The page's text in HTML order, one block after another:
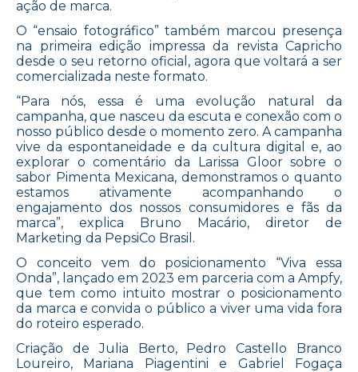
ação de marca.
O “ensaio fotográfico” também marcou presença
na primeira edição impressa da revista Capricho
desde o seu retorno oficial, agora que voltará a ser
comercializada neste formato.
“Para nós, essa é uma evolução natural da
campanha, que nasceu da escuta e conexão com o
nosso público desde o momento zero. A campanha
vive da espontaneidade e da cultura digital e, ao
explorar o comentário da Larissa Gloor sobre o
sabor Pimenta Mexicana, demonstramos o quanto
estamos ativamente acompanhando o
engajamento dos nossos consumidores e fãs da
marca”, explica Bruno Macário, diretor de
Marketing da PepsiCo Brasil.
O conceito vem do posicionamento “Viva essa
Onda”, lançado em 2023 em parceria com a Ampfy,
que tem como intuito mostrar o posicionamento
da marca e convida o público a viver uma vida fora
do roteiro esperado.
Criação de Julia Berto, Pedro Castello Branco
Loureiro, Mariana Piagentini e Gabriel Fogaça